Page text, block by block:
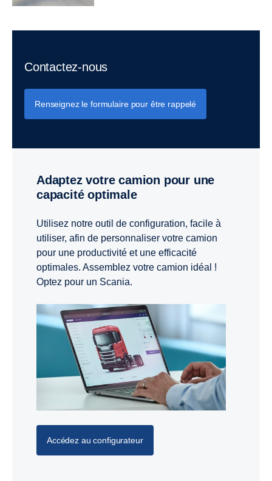
Contactez-nous
Renseignez le formulaire pour être rappelé
Adaptez votre camion pour une
capacité optimale
Utilisez notre outil de configuration, facile à
utiliser, afin de personnaliser votre camion
pour une productivité et une efficacité
optimales. Assemblez votre camion idéal !
Optez pour un Scania.
Accédez au configurateur